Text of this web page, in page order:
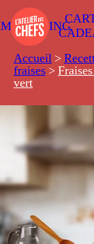
Accueil >
fraises >
vert